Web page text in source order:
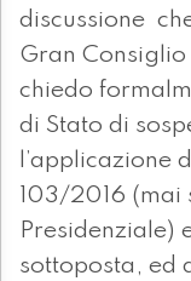
discussione
Gran
chiedo
di Stato di
l’applicazione
103/2016 (mai
Presidenziale)
sottoposta, ed